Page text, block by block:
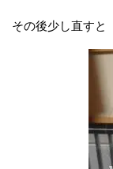
その後少し直すと